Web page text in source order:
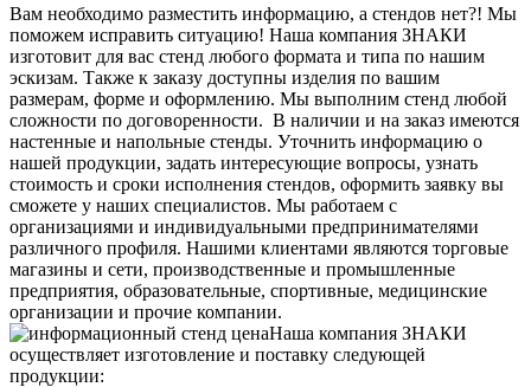
Вам необходимо разместить информацию, а стендов нет?! Мы
поможем исправить ситуацию! Наша компания ЗНАКИ
изготовит для вас стенд любого формата и типа по нашим
эскизам. Также к заказу доступны изделия по вашим
размерам, форме и оформлению. Мы выполним стенд любой
сложности по договоренности. В наличии и на заказ имеются
настенные и напольные стенды. Уточнить информацию о
нашей продукции, задать интересующие вопросы, узнать
стоимость и сроки исполнения стендов, оформить заявку вы
сможете у наших специалистов. Мы работаем с
организациями и индивидуальными предпринимателями
различного профиля. Нашими клиентами являются торговые
магазины и сети, производственные и промышленные
предприятия, образовательные, спортивные, медицинские
организации и прочие компании.
Наша компания ЗНАКИ
осуществляет изготовление и поставку следующей
продукции: